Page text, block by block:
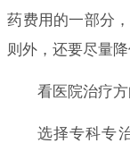
药费用的一部分
则外，还要尽量
看医院治疗方
选择专科专